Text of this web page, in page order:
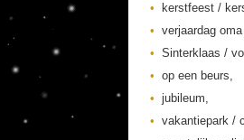
kerstfeest /
verjaardag
Sinterklaas /
op een beurs,
jubileum,
vakantiepark /